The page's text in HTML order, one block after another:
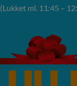
(Lukket ml. 11:45 –